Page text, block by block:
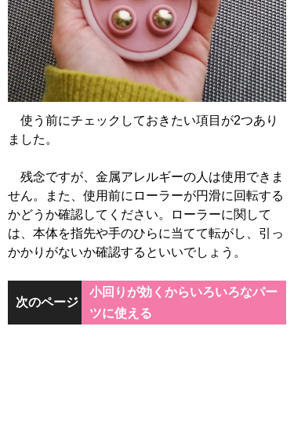
使う前にチェックしておきたい項目が2つあり
ました。
残念ですが、金属アレルギーの人は使用できま
せん。また、使用前にローラーが円滑に回転する
かどうか確認してください。ローラーに関して
は、本体を指先や手のひらに当てて転がし、引っ
かかりがないか確認するといいでしょう。
次のページ
小回りが効くからいろいろなパー
ツに使える